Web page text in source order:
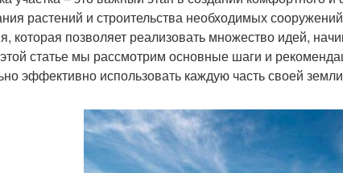
растений и строительства необходимых
которая позволяет реализовать множество идей,
статье мы рассмотрим основные шаги и
эффективно использовать каждую часть своей